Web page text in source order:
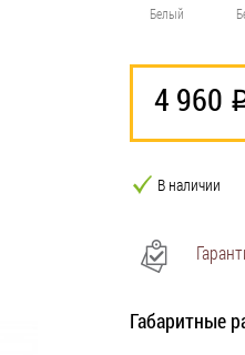
Белый
4 960
В наличии
Габаритные